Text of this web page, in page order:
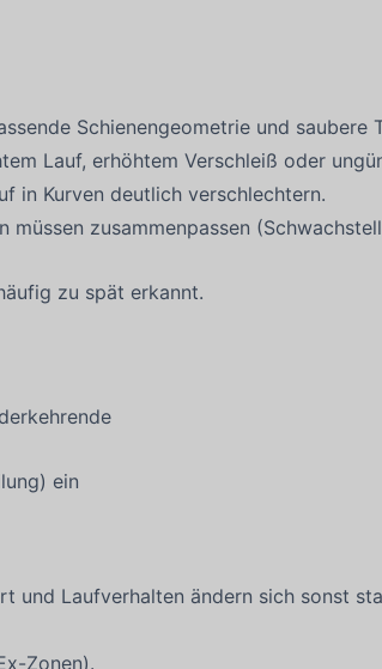
Schienengeometrie und saubere
Lauf, erhöhtem Verschleiß oder
in Kurven deutlich verschlechtern.
zusammenpassen
zu spät erkannt.
ein
und Laufverhalten ändern sich sonst
Zonen).